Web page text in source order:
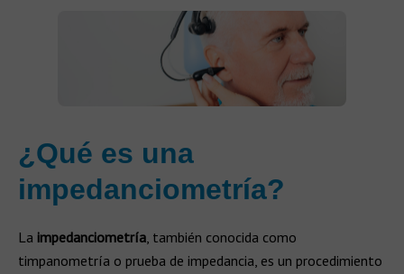
¿Qué es una
impedanciometría?
La impedanciometría, también conocida como
timpanometría o prueba de impedancia, es un procedimiento